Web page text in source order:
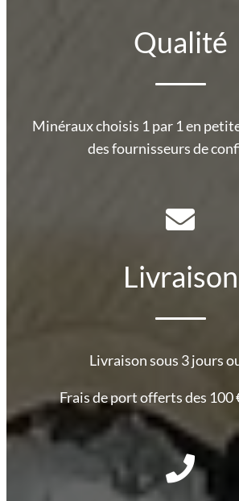
Qualité
Minéraux choisis 1 par 1 en
des fournisseurs de
Livraison
Livraison sous 3 jours
Frais de port offerts des 100